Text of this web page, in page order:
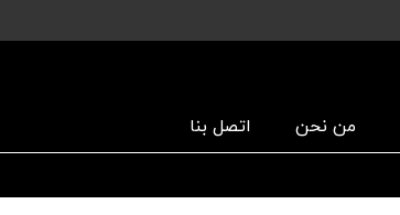
من نحن اتصل بنا